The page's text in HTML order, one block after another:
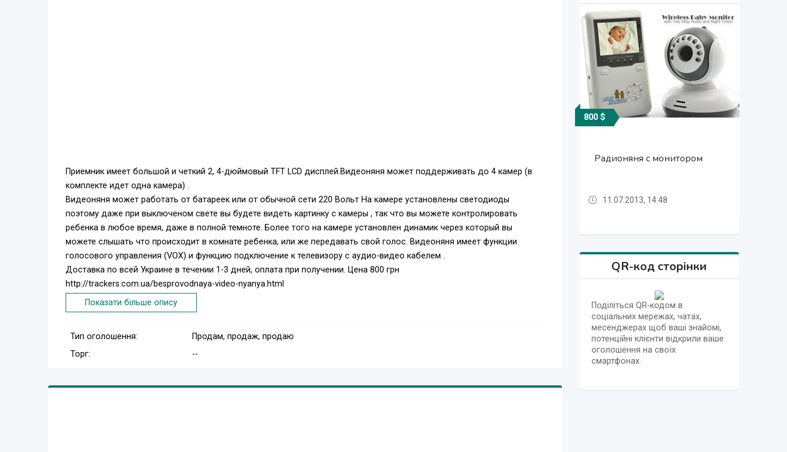
Приемник имеет большой и четкий 2, 4-дюймовый TFT LCD дисплей.Видеоняня может поддерживать до 4 камер (в
комплекте идет одна камера) .
Видеоняня может работать от батареек или от обычной сети 220 Вольт На камере установлены светодиоды
поэтому даже при выключеном свете вы будете видеть картинку с камеры , так что вы можете контролировать
ребенка в любое время, даже в полной темноте. Более того на камере установлен динамик через который вы
можете слышать что происходит в комнате ребенка, или же передавать свой голос. Видеоняня имеет функции
голосового управления (VOX) и функцию подключение к телевизору с аудио-видео кабелем .
Доставка по всей Украине в течении 1-3 дней, оплата при получении. Цена 800 грн
http://trackers.com.ua/besprovodnaya-video-nyanya.html
Показати більше опису
Тип оголошення:
Продам, продаж, продаю
Торг:
--
800 $
Радионяня с монитором
11.07.2013, 14:48
800 $
Радионяня с монитором
11.07.2013, 14:48
800 $
Радионяня с монитором
11.07.2013, 14:48
QR-код сторінки
Поділіться QR-кодом в
соціальних мережах, чатах,
месенджерах щоб ваші знайомі,
потенційні клієнти відкрили ваше
оголошення на своїх
смартфонах.